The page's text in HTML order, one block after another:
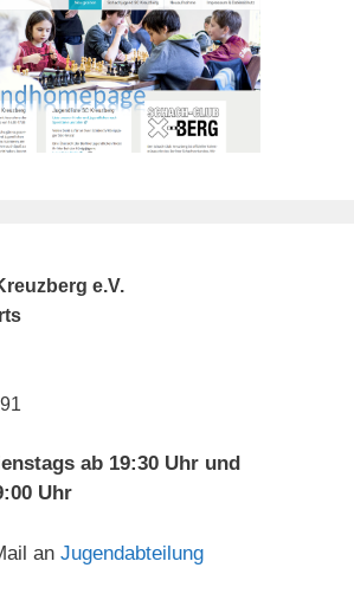
e.V.
ab 19:30 Uhr und
Uhr
an Jugendabteilung